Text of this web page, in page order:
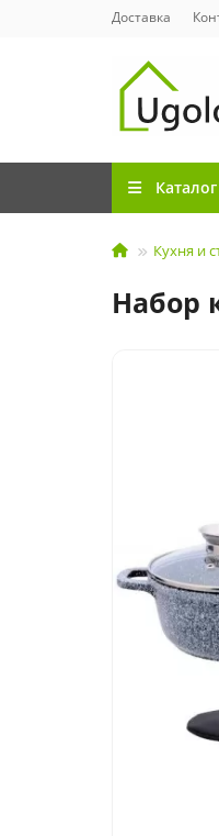
Доставка
Каталог
Кухня и
Набор